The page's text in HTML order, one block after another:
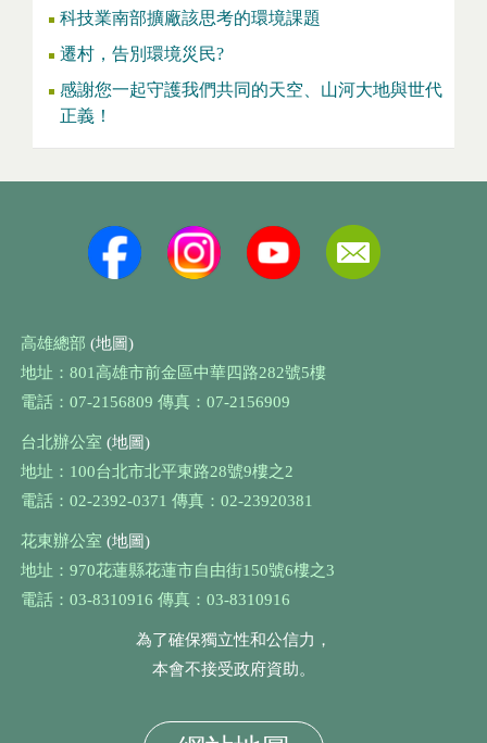
科技業南部擴廠該思考的環境課題
遷村，告別環境災民?
感謝您一起守護我們共同的天空、山河大地與世代
正義！
高雄總部 (地圖)
地址：801高雄市前金區中華四路282號5樓
電話：07-2156809 傳真：07-2156909
台北辦公室 (地圖)
地址：100台北市北平東路28號9樓之2
電話：02-2392-0371 傳真：02-23920381
花東辦公室 (地圖)
地址：970花蓮縣花蓮市自由街150號6樓之3
電話：03-8310916 傳真：03-8310916
為了確保獨立性和公信力，
本會不接受政府資助。